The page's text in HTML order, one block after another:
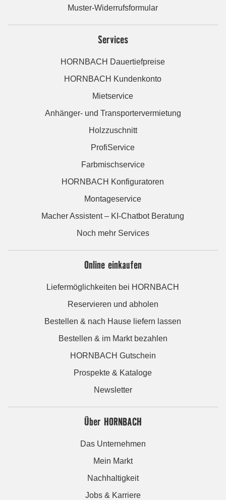
Muster-Widerrufsformular
Services
HORNBACH Dauertiefpreise
HORNBACH Kundenkonto
Mietservice
Anhänger- und Transportervermietung
Holzzuschnitt
ProfiService
Farbmischservice
HORNBACH Konfiguratoren
Montageservice
Macher Assistent – KI-Chatbot Beratung
Noch mehr Services
Online einkaufen
Liefermöglichkeiten bei HORNBACH
Reservieren und abholen
Bestellen & nach Hause liefern lassen
Bestellen & im Markt bezahlen
HORNBACH Gutschein
Prospekte & Kataloge
Newsletter
Über HORNBACH
Das Unternehmen
Mein Markt
Nachhaltigkeit
Jobs & Karriere